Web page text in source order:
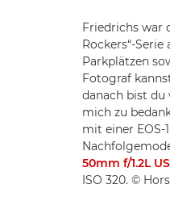
Friedrichs war
Rockers“-
Parkplätzen
Fotograf
danach bist du
mich zu
mit einer
50mm f/1.2L
ISO 320. ©